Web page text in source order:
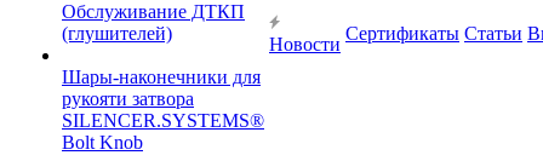
Обслуживание ДТКП
(глушителей)
Шары-наконечники для
рукояти затвора
SILENCER.SYSTEMS®
Bolt Knob
Новости
Сертификаты Статьи